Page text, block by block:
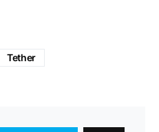
Tether